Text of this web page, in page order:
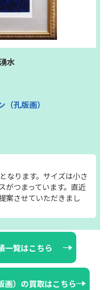
水
孔版画）
なります。サイズは小さ
がつまっています。直近
案させていただきまし
一覧はこちら
画）の買取はこちら